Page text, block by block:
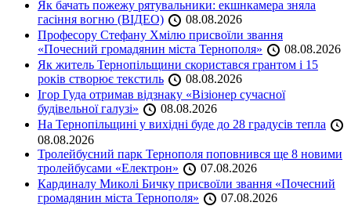
Як бачать пожежу рятувальники: екшнкамера зняла
гасіння вогню (ВІДЕО)
08.08.2026
Професору Стефану Хмілю присвоїли звання
«Почесний громадянин міста Тернополя»
08.08.2026
Як житель Тернопільщини скористався грантом і 15
років створює текстиль
08.08.2026
Ігор Гуда отримав відзнаку «Візіонер сучасної
будівельної галузі»
08.08.2026
На Тернопільщині у вихідні буде до 28 градусів тепла
08.08.2026
Тролейбусний парк Тернополя поповнився ще 8 новими
тролейбусами «Електрон»
07.08.2026
Кардиналу Миколі Бичку присвоїли звання «Почесний
громадянин міста Тернополя»
07.08.2026